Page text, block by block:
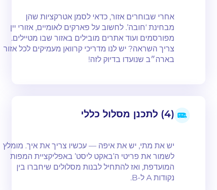
אחרי שבוחרים אזור, כדאי לסמן אטרקציות שהן
מבחינת ‘חובה’. לחשוב על פארקים לאומיים, אזורי יין
מפורסמים ועוד אתרים מובילים באזור שבו מטיילים.
צריך השראה? יש לנו מדריכי קרוואן מעמיקים לכל אזור
בארה״ב שנועדו בדיוק לזה!
(4) לתכנן מסלול כללי
יש את מתי, יש את איפה — עכשיו צריך את איך. מומלץ
לשמור את פריטי ה’באקט ליסט’ באפליקציית המפות
המועדפת, ואז להתחיל לבנות מסלולים שיחברו בין
נקודות A ל-B.